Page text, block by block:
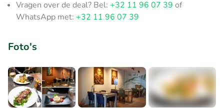
Vragen over de deal? Bel: +32 11 96 07 39 of
WhatsApp met: +32 11 96 07 39
Foto's